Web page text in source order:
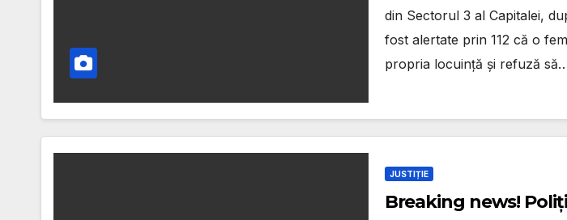
din Sectorul 3 al Capitalei,
fost alertate prin 112 că o
propria locuință și refuză
JUSTIȚIE
Breaking news!